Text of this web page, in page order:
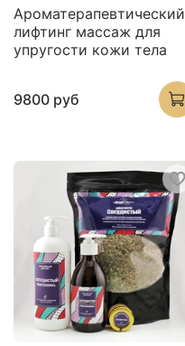
Ароматерапевтический
лифтинг массаж для
упругости кожи тела
9800 руб